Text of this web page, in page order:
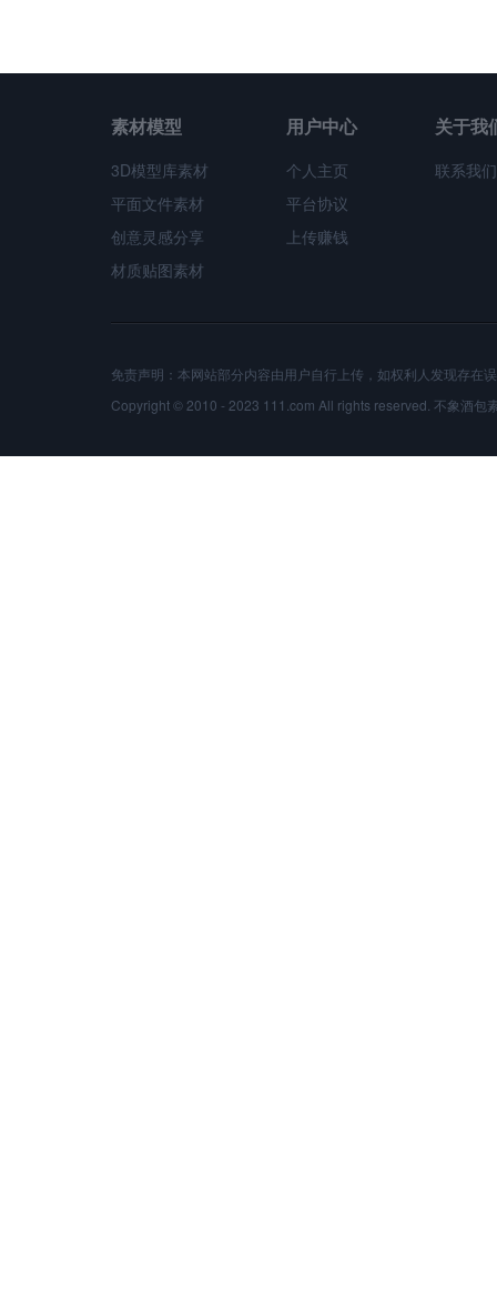
素材模型
3D模型库素材
平面文件素材
创意灵感分享
材质贴图素材
用户中心
个人主页
平台协议
上传赚钱
关于我
联系我们
免责声明：本网站部分内容由用户自行上传，如权利人发现存在
Copyright © 2010 - 2023 111.com All rights reserved. 不象酒包